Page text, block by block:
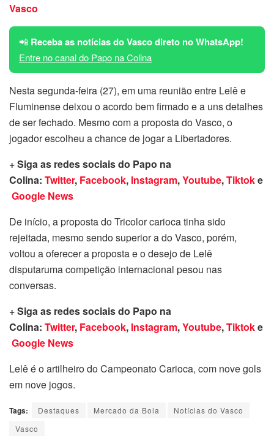
Vasco
📲 Receba as notícias do Vasco direto no WhatsApp!
Entre no canal do Papo na Colina
Nesta segunda-feira (27), em uma reunião entre Lelê e
Fluminense deixou o acordo bem firmado e a uns detalhes
de ser fechado. Mesmo com a proposta do Vasco, o
jogador escolheu a chance de jogar a Libertadores.
+ Siga as redes sociais do Papo na
Colina: Twitter, Facebook, Instagram,Youtube,Tiktoke
Google News
De início, a proposta do Tricolor carioca tinha sido
rejeitada, mesmo sendo superior a do Vasco, porém,
voltou a oferecer a proposta e o desejo de Lelê
disputaruma competição internacional pesou nas
conversas.
+ Siga as redes sociais do Papo na
Colina: Twitter, Facebook, Instagram,Youtube,Tiktoke
Google News
Lelê é o artilheiro do Campeonato Carioca, com nove gols
em nove jogos.
Tags: Destaques Mercado da Bola
Notícias do Vasco
Vasco